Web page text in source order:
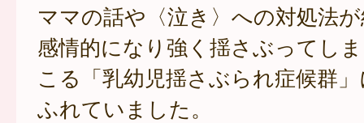
ママの話や〈泣き〉への対処法
感情的になり強く揺さぶってし
こる「乳幼児揺さぶられ症候群
ふれていました。